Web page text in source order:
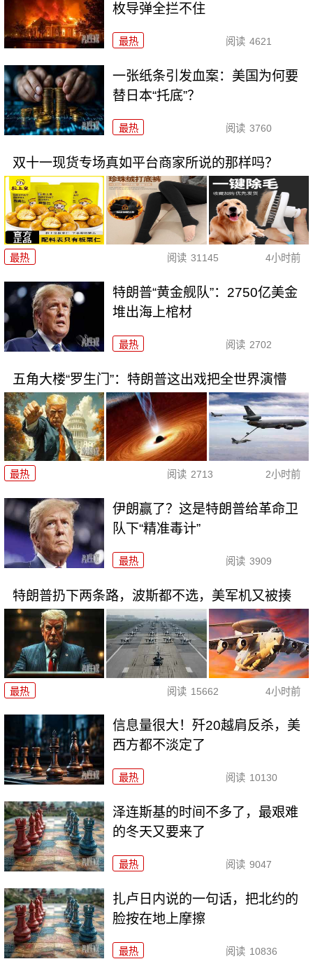
枚导弹全拦不住
最热 阅读 4621
一张纸条引发血案：美国为何要
替日本“托底”？
最热 阅读 3760
双十一现货专场真如平台商家所说的那样吗？
最热 阅读 31145 4小时前
特朗普“黄金舰队”：2750亿美金
堆出海上棺材
最热 阅读 2702
五角大楼“罗生门”：特朗普这出戏把全世界演懵
最热 阅读 2713 2小时前
伊朗赢了？这是特朗普给革命卫
队下“精准毒计”
最热 阅读 3909
特朗普扔下两条路，波斯都不选，美军机又被揍
最热 阅读 15662 4小时前
信息量很大！歼20越肩反杀，美
西方都不淡定了
最热 阅读 10130
泽连斯基的时间不多了，最艰难
的冬天又要来了
最热 阅读 9047
扎卢日内说的一句话，把北约的
脸按在地上摩擦
最热 阅读 10836